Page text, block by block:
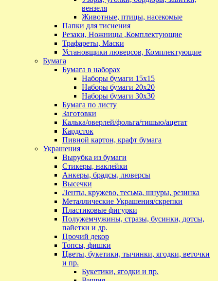
вензеля
Животные, птицы, насекомые
Папки для тиснения
Резаки, Ножницы ,Комплектующие
Трафареты, Маски
Установщики люверсов, Комплектующие
Бумага
Бумага в наборах
Наборы бумаги 15х15
Наборы бумаги 20х20
Наборы бумаги 30х30
Бумага по листу
Заготовки
Калька/оверлей/фольга/тишью/ацетат
Кардсток
Пивной картон, крафт бумага
Украшения
Вырубка из бумаги
Стикеры, наклейки
Анкеры, брадсы, люверсы
Высечки
Ленты, кружево, тесьма, шнуры, резинка
Металлические Украшения/скрепки
Пластиковые фигурки
Полужемчужины, стразы, бусинки, дотсы,
пайетки и др.
Прочий декор
Топсы, фишки
Цветы, букетики, тычинки, ягодки, веточки
и пр.
Букетики, ягодки и пр.